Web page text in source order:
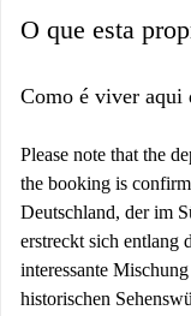
O que esta
Como é viver aqui
Please note that the
the booking is
Deutschland, der im
erstreckt sich entlang
interessante
historischen